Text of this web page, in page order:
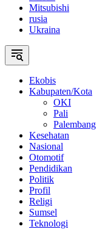
Mitsubishi
rusia
Ukraina
Ekobis
Kabupaten/Kota
OKI
Pali
Palembang
Kesehatan
Nasional
Otomotif
Pendidikan
Politik
Profil
Religi
Sumsel
Teknologi